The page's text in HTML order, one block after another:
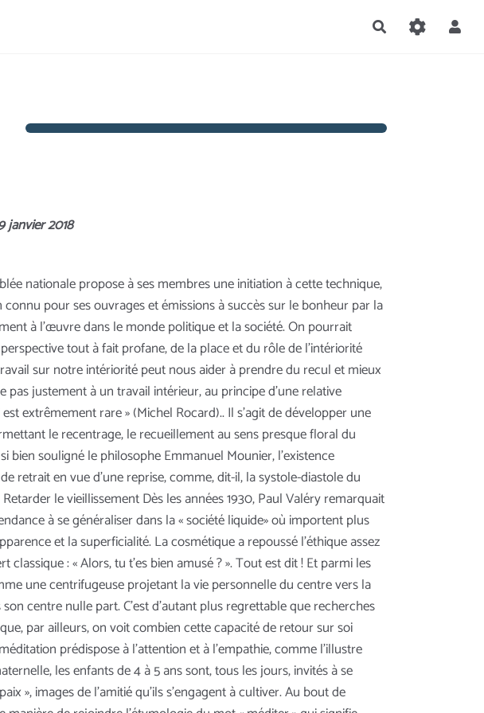
Rechercher
janvier 2018
nationale propose à ses membres une initiation à cette technique,
pour ses ouvrages et émissions à succès sur le bonheur par la
à l’œuvre dans le monde politique et la société. On pourrait
tout à fait profane, de la place et du rôle de l'intériorité
sur notre intériorité peut nous aider à prendre du recul et mieux
pas justement à un travail intérieur, au principe d'une relative
extrêmement rare » (Michel Rocard).. Il s'agit de développer une
le recentrage, le recueillement au sens presque floral du
bien souligné le philosophe Emmanuel Mounier, l'existence
retrait en vue d'une reprise, comme, dit-il, la systole-diastole du
le vieillissement Dès les années 1930, Paul Valéry remarquait
à se généraliser dans la « société liquide» où importent plus
et la superficialité. La cosmétique a repoussé l'éthique assez
: « Alors, tu t'es bien amusé ? ». Tout est dit ! Et parmi les
une centrifugeuse projetant la vie personnelle du centre vers la
centre nulle part. C'est d'autant plus regrettable que recherches
par ailleurs, on voit combien cette capacité de retour sur soi
prédispose à l'attention et à l'empathie, comme l'illustre
les enfants de 4 à 5 ans sont, tous les jours, invités à se
», images de l'amitié qu'ils s'engagent à cultiver. Au bout de